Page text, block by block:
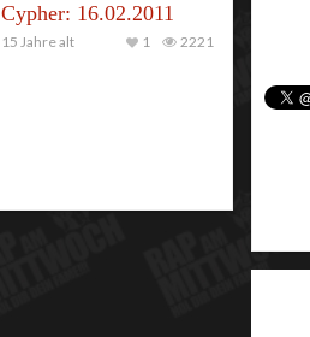
Cypher: 16.02.2011
15 Jahre alt 2221
1